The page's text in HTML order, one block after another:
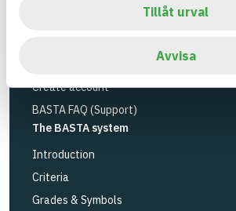
Tillåt urval
Avvisa
Create account
BASTA FAQ (Support)
The BASTA system
Introduction
Criteria
Grades & Symbols